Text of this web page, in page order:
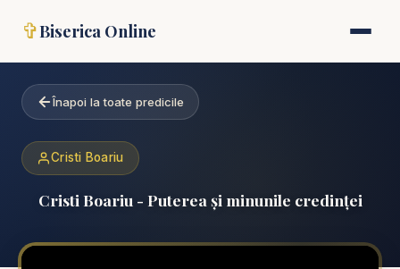
✞Biserica Online
Înapoi la toate predicile
Cristi Boariu
Cristi Boariu - Puterea și minunile credinței